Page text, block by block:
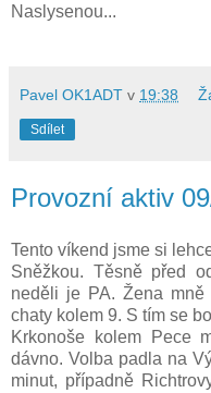
Naslysenou...
Pavel OK1ADT v 19:38
Sdílet
Provozní aktiv
Tento víkend jsme si
Sněžkou. Těsně před
neděli je PA. Žena
chaty kolem 9. S tím se
Krkonoše kolem Pece
dávno. Volba padla na
minut, případně